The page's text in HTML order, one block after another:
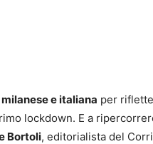
e italiana per
lockdown. E a
Bortoli, editorialista del